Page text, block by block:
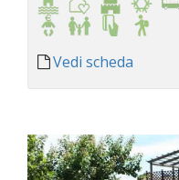
Vedi scheda